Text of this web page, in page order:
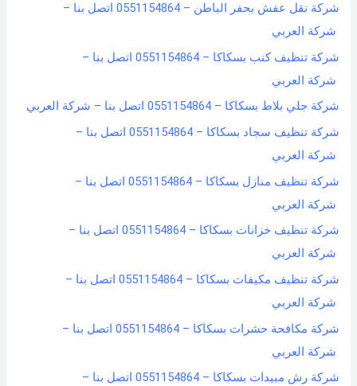
شركة نقل عفش بحفر الباطن – 0551154864 اتصل بنا –
شركة العربي
شركة تنظيف كنب بسكاكا – 0551154864 اتصل بنا –
شركة العربي
شركة جلي بلاط بسكاكا – 0551154864 اتصل بنا – شركة العربي
شركة تنظيف سجاد بسكاكا – 0551154864 اتصل بنا –
شركة العربي
شركة تنظيف منازل بسكاكا – 0551154864 اتصل بنا –
شركة العربي
شركة تنظيف خزانات بسكاكا – 0551154864 اتصل بنا –
شركة العربي
شركة تنظيف مكيفات بسكاكا – 0551154864 اتصل بنا –
شركة العربي
شركة مكافحة حشرات بسكاكا – 0551154864 اتصل بنا –
شركة العربي
شركة رش مبيدات بسكاكا – 0551154864 اتصل بنا –